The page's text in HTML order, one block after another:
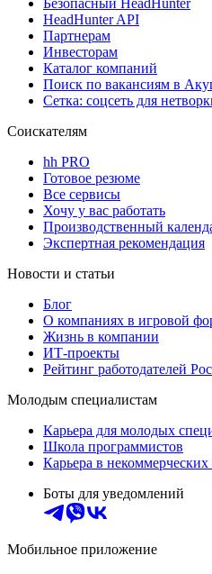
HeadHunter API
Партнерам
Инвесторам
Каталог компаний
Поиск по вакансиям в
Сетка: соцсеть для
Соискателям
hh PRO
Готовое резюме
Все сервисы
Хочу у вас работать
Производственный
Экспертная рекомендация
Новости и статьи
Блог
О компаниях в игровой
Жизнь в компании
ИТ-проекты
Рейтинг работодателей
Молодым специалистам
Карьера для молодых
Школа программистов
Карьера в некоммерческих
Боты для уведомлений
Мобильное приложение